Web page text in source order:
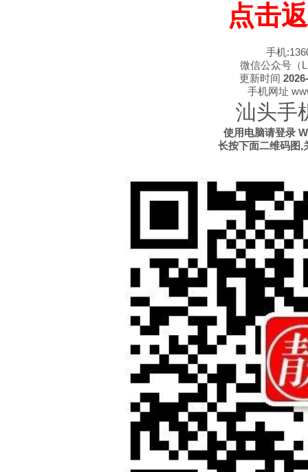
点击
手机
微信公众号（
更新时间
手机网址
汕头手
使用电脑请登录
长按下面二维码图